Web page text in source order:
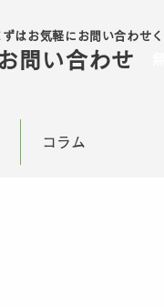
ずはお気軽にお問い合わせ
お問い合わせ
ボタン
コラム